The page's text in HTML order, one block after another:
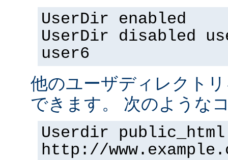
UserDir enabled
UserDir disabled
user6
他のユーザディレクト
できます。 次のような
Userdir
http://